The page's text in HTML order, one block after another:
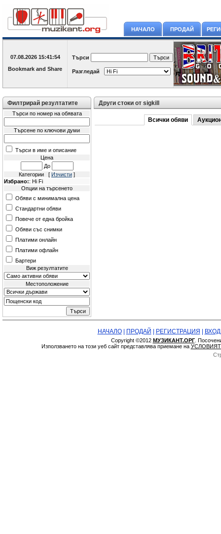
НАЧАЛО ПРОДАЙ
07.08.2026 15:41:54 Търси
Разгледай
Филтрирай резултатите
Търси по номер на обявата
Търсене по ключови думи
Търси в име и описание
Цена
До
Категории [ Изчисти ]
Избрано:: Hi Fi
Опции на търсенето
Обяви с минимална цена
Стандартни обяви
Повече от една бройка
Обяви със снимки
Платими онлайн
Платими офлайн
Бартери
Виж резултатите
Местоположение
Други стоки от sigkill
Всички обяви
НАЧАЛО| ПРОДАЙ РЕГИСТРАЦИЯ ВХОД
Copyright ©2012 МУЗИКАНТ.ОРГ.
Използването на този уеб сайт представлява приемане на